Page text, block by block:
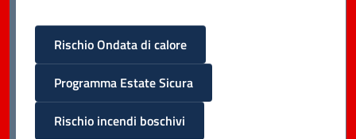
Rischio Ondata di calore
Programma Estate Sicura
Rischio incendi boschivi